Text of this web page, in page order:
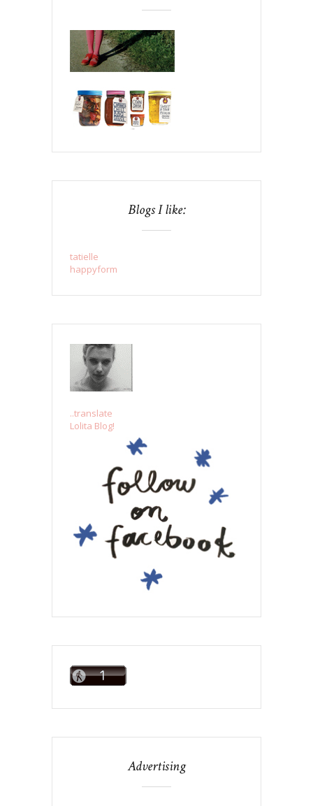
Blogs I like:
tatielle
happyform
..translate
Lolita Blog!
Advertising